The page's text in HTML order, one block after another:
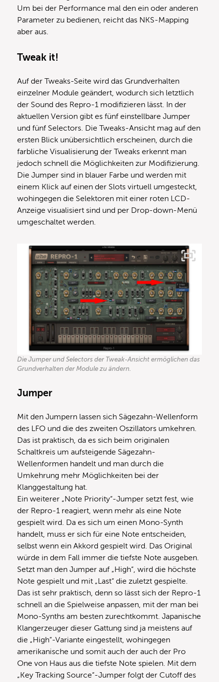
Um bei der Performance mal den ein oder anderen
Parameter zu bedienen, reicht das NKS-Mapping
aber aus.
Tweak it!
Auf der Tweaks-Seite wird das Grundverhalten
einzelner Module geändert, wodurch sich letztlich
der Sound des Repro-1 modifizieren lässt. In der
aktuellen Version gibt es fünf einstellbare Jumper
und fünf Selectors. Die Tweaks-Ansicht mag auf den
ersten Blick unübersichtlich erscheinen, durch die
farbliche Visualisierung der Tweaks erkennt man
jedoch schnell die Möglichkeiten zur Modifizierung.
Die Jumper sind in blauer Farbe und werden mit
einem Klick auf einen der Slots virtuell umgesteckt,
wohingegen die Selektoren mit einer roten LCD-
Anzeige visualisiert sind und per Drop-down-Menü
umgeschaltet werden.
Die Jumper und Selectors der Tweak-Ansicht ermöglichen das
Grundverhalten der Module zu ändern.
Jumper
Mit den Jumpern lassen sich Sägezahn-Wellenform
des LFO und die des zweiten Oszillators umkehren.
Das ist praktisch, da es sich beim originalen
Schaltkreis um aufsteigende Sägezahn-
Wellenformen handelt und man durch die
Umkehrung mehr Möglichkeiten bei der
Klanggestaltung hat.
Ein weiterer „Note Priority“-Jumper setzt fest, wie
der Repro-1 reagiert, wenn mehr als eine Note
gespielt wird. Da es sich um einen Mono-Synth
handelt, muss er sich für eine Note entscheiden,
selbst wenn ein Akkord gespielt wird. Das Original
würde in dem Fall immer die tiefste Note ausgeben.
Setzt man den Jumper auf „High“, wird die höchste
Note gespielt und mit „Last“ die zuletzt gespielte.
Das ist sehr praktisch, denn so lässt sich der Repro-1
schnell an die Spielweise anpassen, mit der man bei
Mono-Synths am besten zurechtkommt. Japanische
Klangerzeuger dieser Gattung sind ja meistens auf
die „High“-Variante eingestellt, wohingegen
amerikanische und somit auch der auch der Pro
One von Haus aus die tiefste Note spielen. Mit dem
„Key Tracking Source“-Jumper folgt der Cutoff des